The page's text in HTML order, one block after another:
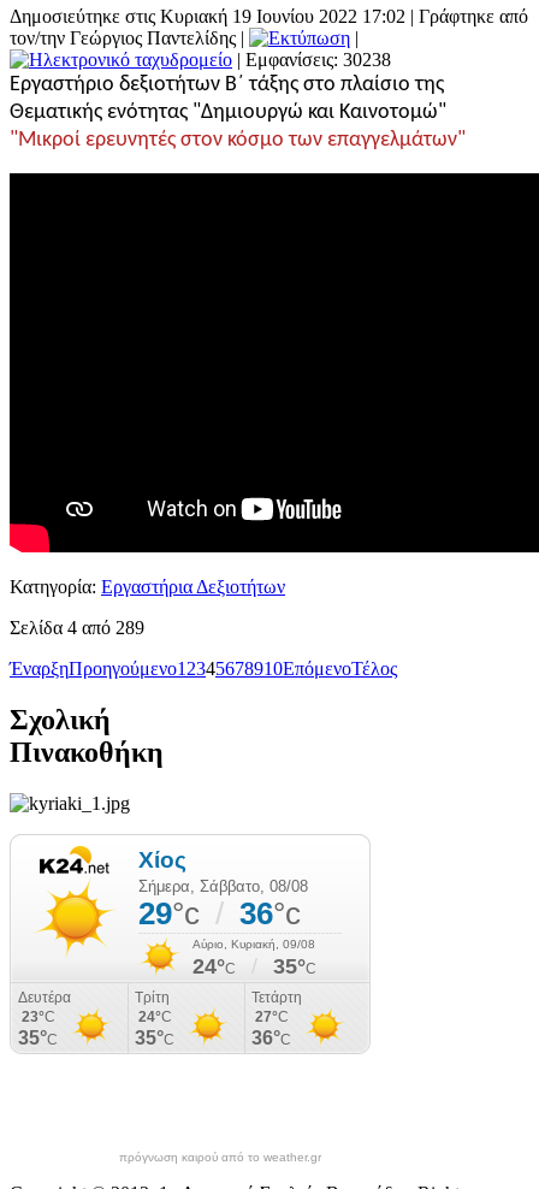
Δημοσιεύτηκε στις Κυριακή 19 Ιουνίου 2022 17:02 | Γράφτηκε από
τον/την Γεώργιος Παντελίδης |
|
| Εμφανίσεις: 30238
Εργαστήριο δεξιοτήτων Β΄ τάξης στο πλαίσιο της
Θεματικής ενότητας "Δημιουργώ και Καινοτομώ"
"Μικροί ερευνητές στον κόσμο των επαγγελμάτων"
Κατηγορία: Εργαστήρια Δεξιοτήτων
Σελίδα 4 από 289
ΈναρξηΠροηγούμενο1 2345678910ΕπόμενοΤέλος
Σχολική
Πινακοθήκη
πρόγνωση καιρού από το weather.gr